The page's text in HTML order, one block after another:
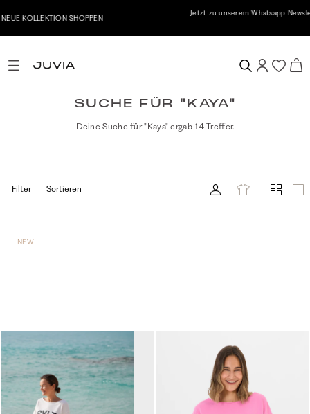
Jetzt zu unserem Whatsapp Newsletter anmelden & 10% Willkommensgutschein
SUCHE FÜR "KAYA"
Deine Suche für "Kaya" ergab 14 Treffer.
Filter Sortieren
NEW